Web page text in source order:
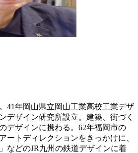
41年岡山県立岡山工業高校工業デザ
デザイン研究所設立。建築、街づく
デザインに携わる。62年福岡市の
ートディレクションをきっかけに、
などのJR九州の鉄道デザインに着